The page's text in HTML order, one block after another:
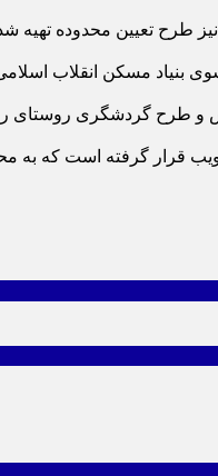
مسکن انقلاب اسلامی
و طرح گردشگری روستای
سه طرح گردشگری و ۹ طرح بافت با ارزش روستایی مورد تصویب